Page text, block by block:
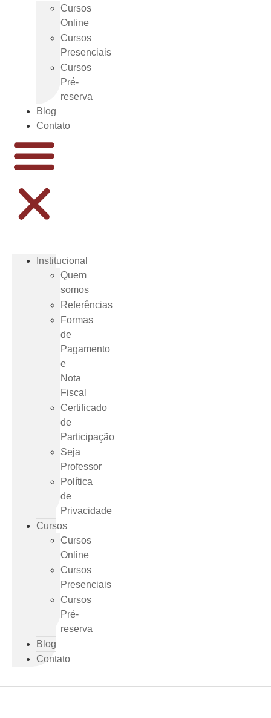
Cursos
Online
Cursos
Presenciais
Cursos
Pré-
reserva
Blog
Contato
Institucional
Quem
somos
Referências
Formas
de
Pagamento
e
Nota
Fiscal
Certificado
de
Participação
Seja
Professor
Política
de
Privacidade
Cursos
Cursos
Online
Cursos
Presenciais
Cursos
Pré-
reserva
Blog
Contato